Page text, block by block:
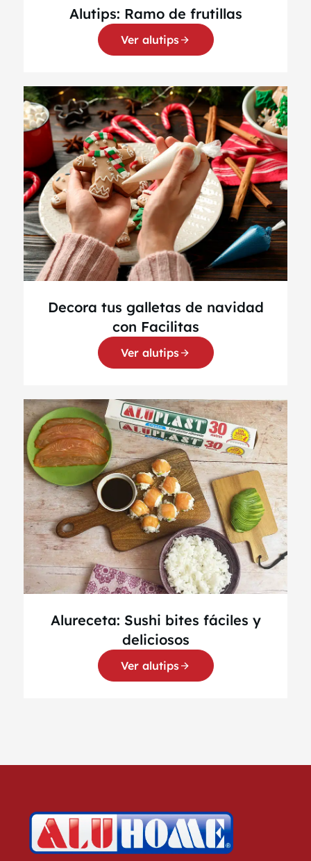
Alutips: Ramo de frutillas
Ver alutips
Decora tus galletas de navidad
con Facilitas
Ver alutips
Alureceta: Sushi bites fáciles y
deliciosos
Ver alutips